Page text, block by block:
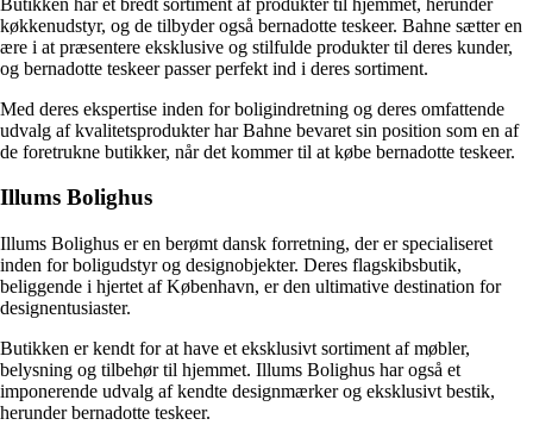
køkkenudstyr, og de tilbyder også bernadotte teskeer. Bahne sætter en
ære i at præsentere eksklusive og stilfulde produkter til deres kunder,
og bernadotte teskeer passer perfekt ind i deres sortiment.
Med deres ekspertise inden for boligindretning og deres omfattende
udvalg af kvalitetsprodukter har Bahne bevaret sin position som en af
de foretrukne butikker, når det kommer til at købe bernadotte teskeer.
Illums Bolighus
Illums Bolighus er en berømt dansk forretning, der er specialiseret
inden for boligudstyr og designobjekter. Deres flagskibsbutik,
beliggende i hjertet af København, er den ultimative destination for
designentusiaster.
Butikken er kendt for at have et eksklusivt sortiment af møbler,
belysning og tilbehør til hjemmet. Illums Bolighus har også et
imponerende udvalg af kendte designmærker og eksklusivt bestik,
herunder bernadotte teskeer.